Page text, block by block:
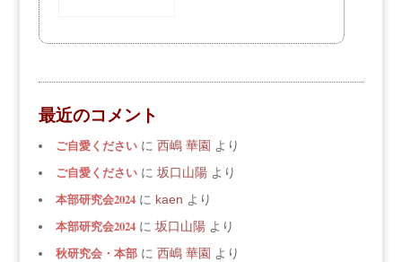
最近のコメント
ご自愛くださいに 西嶋 華園 より
ご自愛くださいに 坂口山陽より
本部研究会2024に kaen より
本部研究会2024に 坂口山陽より
秋研究会・本部に 西嶋 華園 より